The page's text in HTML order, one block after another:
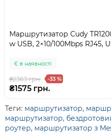
Маршрутизатор Cudy
w USB, 2×10/100Mbps RJ45,
Є в наявності
₴2363 грн. -33 %
₴1575 грн.
Теги: маршрутизатор,
маршрутизатор,
роутер, маршрутизатор з